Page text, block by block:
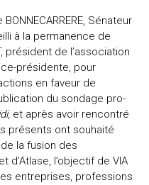
Sénateur
à la permanence de
président de l’association
présidente, pour
en faveur de
du sondage pro-
, et après avoir rencontré
présents ont souhaité
la fusion des
d’Atlase, l’objectif de VIA
entreprises, professions